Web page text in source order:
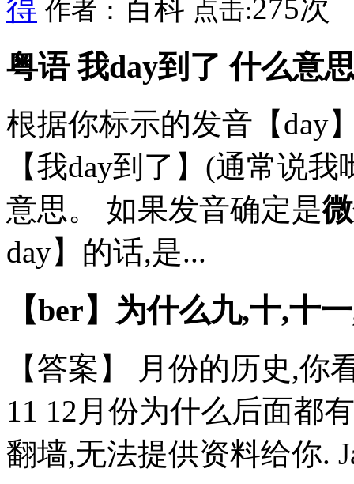
得 作者： 百科 点击:275次
粤语 我day到了 什么意
根据你标示的发音【day
【我day到了】(通常说
意思。 如果发音确定是
day】的话,是...
【ber】为什么九,十,十
【答案】 月份的历史,你
11 12月份为什么后面都
翻墙,无法提供资料给你.